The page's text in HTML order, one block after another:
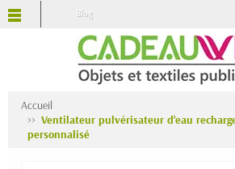
Blog
Accueil
Ventilateur pulvérisateur d'eau
personnalisé